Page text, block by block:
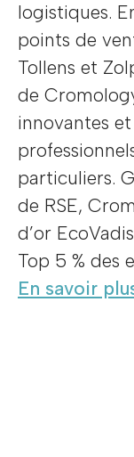
logistiques.
points de
Tollens et
de
innovantes
particuliers.
de RSE,
d’or
Top 5 % des
En savoir